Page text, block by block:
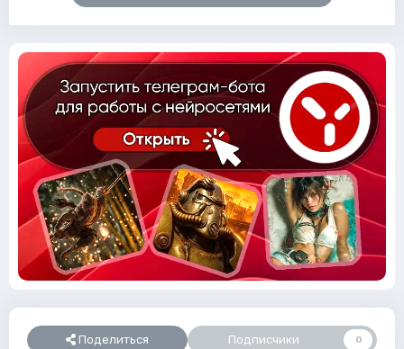
Поделиться Подписчики 0